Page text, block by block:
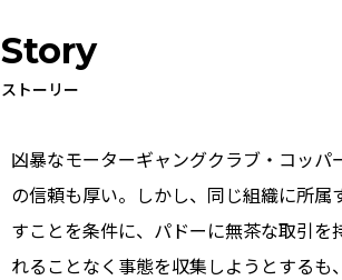
Story
ストーリー
凶暴なモーターギャングクラブ・コッ
の信頼も厚い。しかし、同じ組織に所
すことを条件に、パドーに無茶な取引
れることなく事態を収集しようとするも